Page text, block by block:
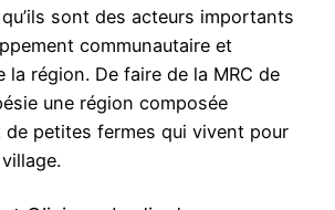
sont des acteurs importants
communautaire et
la région. De faire de la MRC de
une région composée
de petites fermes qui vivent pour